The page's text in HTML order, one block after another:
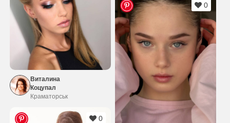
Виталина
Коцупал
Краматорськ
0
0